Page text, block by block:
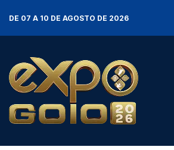
DE 07 A 10 DE AGOSTO DE 2026